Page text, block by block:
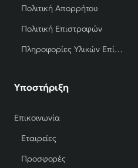
Πολιτική Απορρήτου
Πολιτική Επιστροφών
Πληροφορίες Υλικών Επίπλων
Υποστήριξη
Επικοινωνία
Εταιρείες
Προσφορές